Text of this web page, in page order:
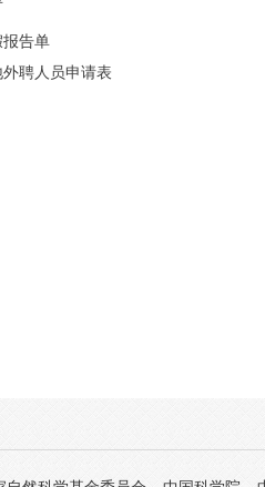
报告单
外聘人员申请表